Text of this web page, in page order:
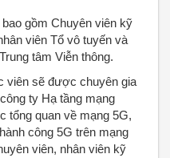
gồm Chuyên viên kỹ
viên Tổ vô tuyến và
tâm Viễn thông.
viên sẽ được chuyên gia
ty Hạ tầng mạng
tổng quan về mạng 5G,
công 5G trên mạng
viên, nhân viên kỹ